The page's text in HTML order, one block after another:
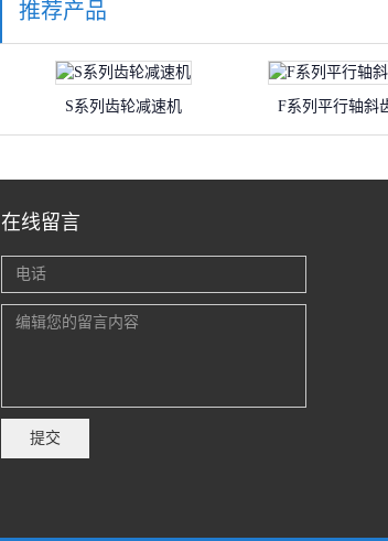
推荐产品
S系列齿轮减速机 F系列平行轴斜
在线留言
提交